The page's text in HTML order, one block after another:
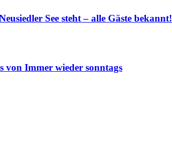
See steht – alle Gäste bekannt!
von Immer wieder sonntags